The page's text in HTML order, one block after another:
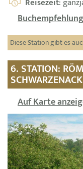
Diese Station gibt es
6. STATION:
Auf Karte